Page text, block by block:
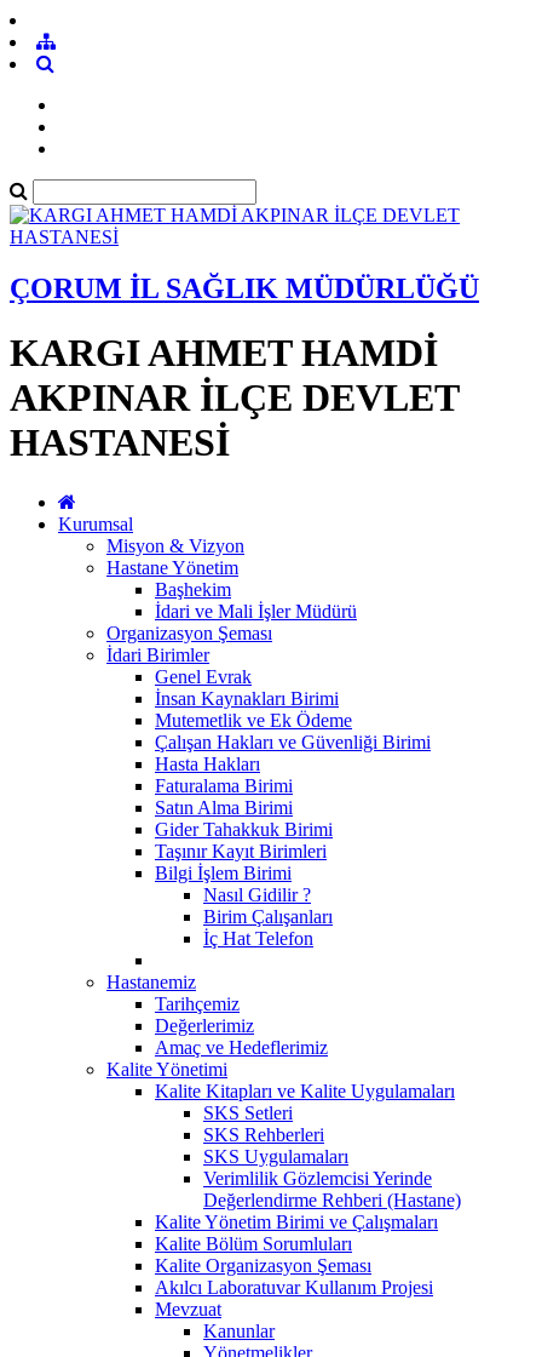
ÇORUM İL SAĞLIK MÜDÜRLÜĞÜ
KARGI AHMET HAMDİ
AKPINAR İLÇE DEVLET
HASTANESİ
Kurumsal
Misyon & Vizyon
Hastane Yönetim
Başhekim
İdari ve Mali İşler Müdürü
Organizasyon Şeması
İdari Birimler
Genel Evrak
İnsan Kaynakları Birimi
Mutemetlik ve Ek Ödeme
Çalışan Hakları ve Güvenliği Birimi
Hasta Hakları
Faturalama Birimi
Satın Alma Birimi
Gider Tahakkuk Birimi
Taşınır Kayıt Birimleri
Bilgi İşlem Birimi
Nasıl Gidilir ?
Birim Çalışanları
İç Hat Telefon
Hastanemiz
Tarihçemiz
Değerlerimiz
Amaç ve Hedeflerimiz
Kalite Yönetimi
Kalite Kitapları ve Kalite Uygulamaları
SKS Setleri
SKS Rehberleri
SKS Uygulamaları
Verimlilik Gözlemcisi Yerinde
Değerlendirme Rehberi (Hastane)
Kalite Yönetim Birimi ve Çalışmaları
Kalite Bölüm Sorumluları
Kalite Organizasyon Şeması
Akılcı Laboratuvar Kullanım Projesi
Mevzuat
Kanunlar
Yönetmelikler